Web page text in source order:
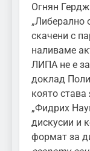
Огнян
„Либерално
скачени с
наливаме
ЛИПА не е
доклад
която
„Фидрих
дискусии и
формат за